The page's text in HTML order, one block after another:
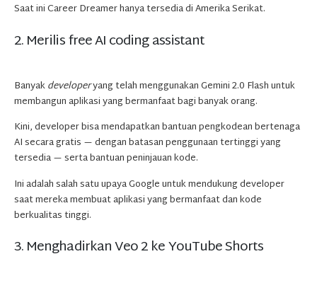
Saat ini Career Dreamer hanya tersedia di Amerika Serikat.
2. Merilis free AI coding assistant
Banyakdeveloperyang telah menggunakan Gemini 2.0 Flash untuk
membangun aplikasi yang bermanfaat bagi banyak orang.
Kini, developer bisa mendapatkan bantuan pengkodean bertenaga
AI secara gratis — dengan batasan penggunaan tertinggi yang
tersedia — serta bantuan peninjauan kode.
Ini adalah salah satu upaya Google untuk mendukung developer
saat mereka membuat aplikasi yang bermanfaat dan kode
berkualitas tinggi.
3. Menghadirkan Veo 2 ke YouTube Shorts